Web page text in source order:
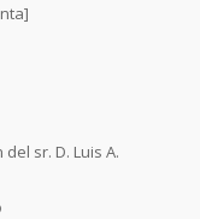
sr. D. Luis A.